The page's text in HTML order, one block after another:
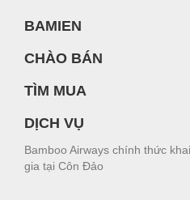
BAMIEN
CHÀO BÁN
TÌM MUA
DỊCH VỤ
Bamboo Airways chính thức
gia tại Côn Đảo